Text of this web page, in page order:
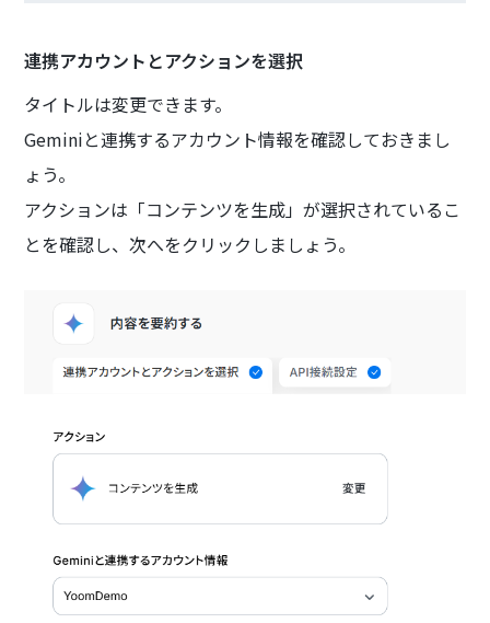
連携アカウントとアクションを選択
タイトルは変更できます。
Geminiと連携するアカウント情報を確認しておきまし
ょう。
アクションは「コンテンツを生成」が選択されているこ
とを確認し、次へをクリックしましょう。